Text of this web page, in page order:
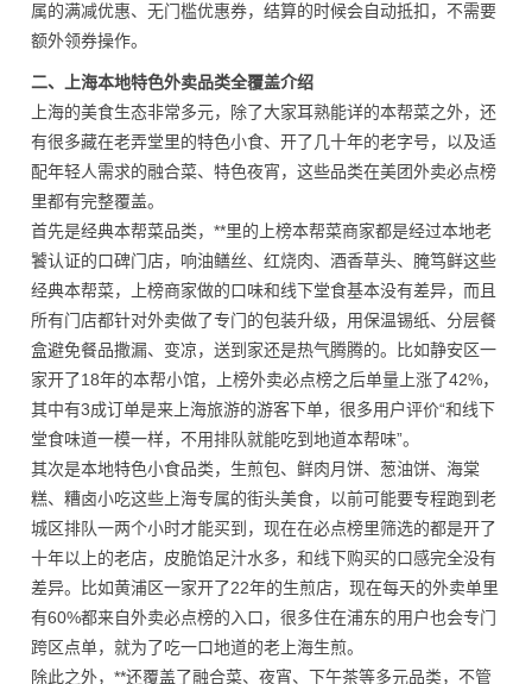
属的满减优惠、无门槛优惠券，结算的时候会自动抵扣，不需要
额外领券操作。
二、上海本地特色外卖品类全覆盖介绍
上海的美食生态非常多元，除了大家耳熟能详的本帮菜之外，还
有很多藏在老弄堂里的特色小食、开了几十年的老字号，以及适
配年轻人需求的融合菜、特色夜宵，这些品类在美团外卖必点榜
里都有完整覆盖。
首先是经典本帮菜品类，**里的上榜本帮菜商家都是经过本地老
饕认证的口碑门店，响油鳝丝、红烧肉、酒香草头、腌笃鲜这些
经典本帮菜，上榜商家做的口味和线下堂食基本没有差异，而且
所有门店都针对外卖做了专门的包装升级，用保温锡纸、分层餐
盒避免餐品撒漏、变凉，送到家还是热气腾腾的。比如静安区一
家开了18年的本帮小馆，上榜外卖必点榜之后单量上涨了42%，
其中有3成订单是来上海旅游的游客下单，很多用户评价“和线下
堂食味道一模一样，不用排队就能吃到地道本帮味”。
其次是本地特色小食品类，生煎包、鲜肉月饼、葱油饼、海棠
糕、糟卤小吃这些上海专属的街头美食，以前可能要专程跑到老
城区排队一两个小时才能买到，现在在必点榜里筛选的都是开了
十年以上的老店，皮脆馅足汁水多，和线下购买的口感完全没有
差异。比如黄浦区一家开了22年的生煎店，现在每天的外卖单里
有60%都来自外卖必点榜的入口，很多住在浦东的用户也会专门
跨区点单，就为了吃一口地道的老上海生煎。
除此之外，**还覆盖了融合菜、夜宵、下午茶等多元品类，不管